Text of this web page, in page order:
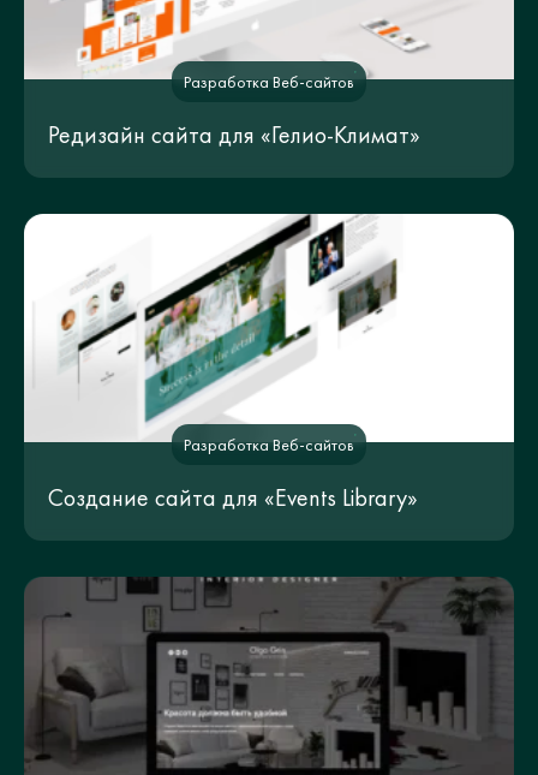
Разработка Веб-сайтов
Редизайн сайта для «Гелио-Климат»
Разработка Веб-сайтов
Создание сайта для «Events Library»